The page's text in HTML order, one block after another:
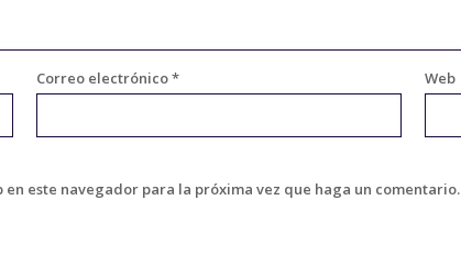
Correo electrónico* Web
este navegador para la próxima vez que haga un comentario.